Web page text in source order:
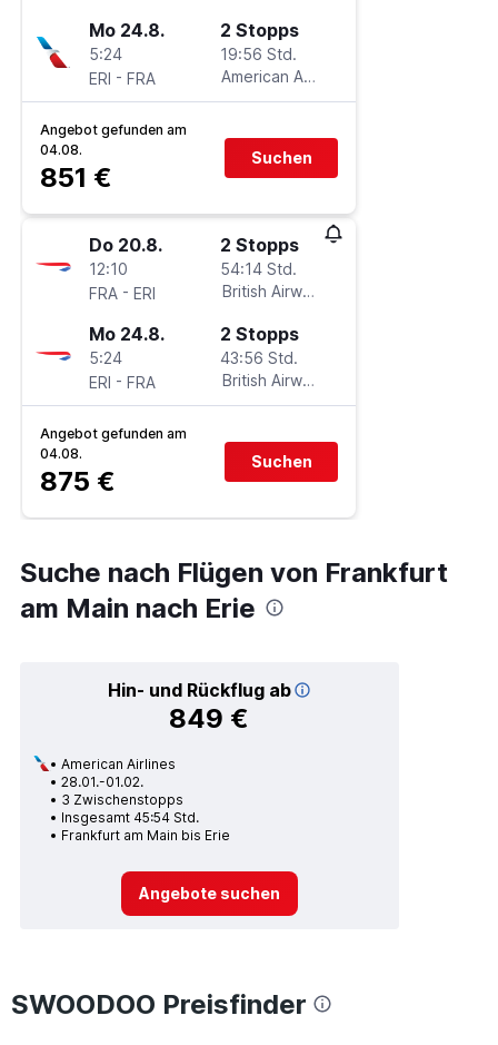
Mo 24.8.
5:24
ERI - FRA
2 Stopps
19:56 Std.
American Airlines
Angebot gefunden am
04.08.
851 €
Suchen
Do 20.8.
12:10
FRA - ERI
2 Stopps
54:14 Std.
British Airways
Mo 24.8.
5:24
ERI - FRA
2 Stopps
43:56 Std.
British Airways
Angebot gefunden am
04.08.
875 €
Suchen
Suche nach Flügen von Frankfurt
am Main nach Erie
Hin- und Rückflug ab
849 €
American Airlines
28.01.-01.02.
3 Zwischenstopps
Insgesamt 45:54 Std.
Frankfurt am Main bis Erie
Angebote suchen
SWOODOO Preisfinder